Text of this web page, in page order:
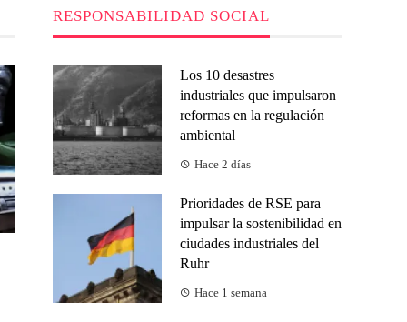
RESPONSABILIDAD SOCIAL
Los 10 desastres
industriales que impulsaron
reformas en la regulación
ambiental
Hace 2 días
Prioridades de RSE para
impulsar la sostenibilidad en
ciudades industriales del
Ruhr
Hace 1 semana